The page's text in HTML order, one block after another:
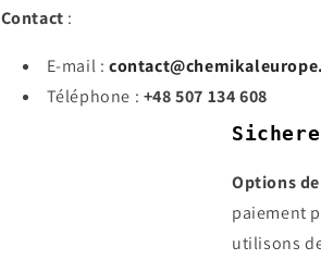
Contact :
E-mail :
Téléphone : +48 507 134 608
Options
paiement
utilisons